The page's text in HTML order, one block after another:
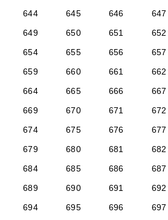
644
645 646 647
649
650 651 652
654
655 656 657
659
660 661 662
664
665 666 667
669
670 671 672
674
675 676 677
679
680 681 682
684
685 686 687
689
690 691 692
694
695 696 697